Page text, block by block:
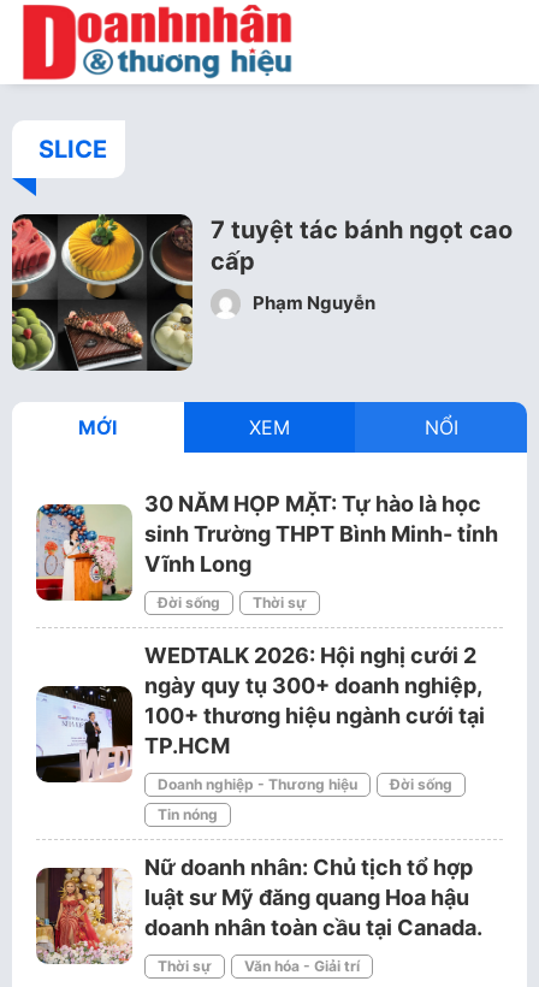
SLICE
7 tuyệt tác bánh ngọt cao
cấp
Phạm Nguyễn
MỚI XEM NỔI
30 NĂM HỌP MẶT: Tự hào là học
sinh Trường THPT Bình Minh- tỉnh
Vĩnh Long
Đời sống Thời sự
WEDTALK 2026: Hội nghị cưới 2
ngày quy tụ 300+ doanh nghiệp,
100+ thương hiệu ngành cưới tại
TP.HCM
Doanh nghiệp - Thương hiệu
Đời sống
Tin nóng
Nữ doanh nhân: Chủ tịch tổ hợp
luật sư Mỹ đăng quang Hoa hậu
doanh nhân toàn cầu tại Canada.
Thời sự Văn hóa - Giải trí